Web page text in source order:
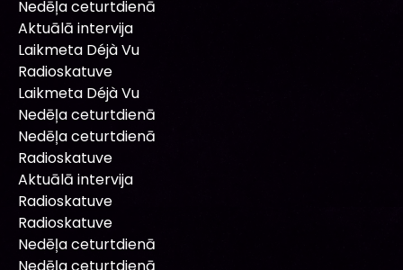
Nedēļa ceturtdienā
Aktuālā intervija
Laikmeta Déjà Vu
Radioskatuve
Laikmeta Déjà Vu
Nedēļa ceturtdienā
Nedēļa ceturtdienā
Radioskatuve
Aktuālā intervija
Radioskatuve
Radioskatuve
Nedēļa ceturtdienā
Nedēļa ceturtdienā